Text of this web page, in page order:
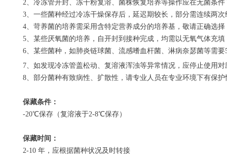
2、冷冻管开封、冻干粉复溶、菌株恢复培养等操作应在无菌条件
3、一些菌种经过冷冻干燥保存后，延迟期较长，部分需连续两
4、苛养菌的培养需采用含特定营养成分的培养基，敬请正确选
5、某些厌氧菌的培养，自开封到接种完成，均需以无氧气体充
6、某些菌种，如肺炎链球菌、流感嗜血杆菌、淋病奈瑟菌等需要
7 、如发现冷冻管盖松动、复溶液浑浊等异常情况，应停止使用
8 、部分菌种有致病性、扩散性，请专业人员在专业环境下有保
保藏条件：
-20℃保存（复溶液于2-8℃保存）
保藏时间：
2-10 年，应根据菌种状况及时转接